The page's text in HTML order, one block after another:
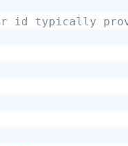
id typically